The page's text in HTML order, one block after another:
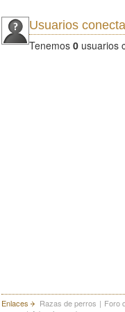
Usuarios
Tenemos 0 usuarios
Enlaces Razas de perros | Foro